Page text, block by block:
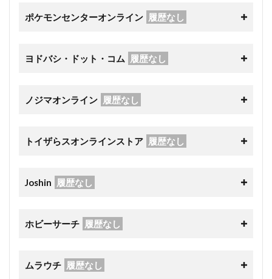
ポケモンセンターオンライン 履歴なし
ヨドバシ・ドット・コム 履歴なし
ノジマオンライン 履歴なし
トイザらスオンラインストア 履歴なし
Joshin 履歴なし
ホビーサーチ 履歴なし
ムラウチ 履歴なし